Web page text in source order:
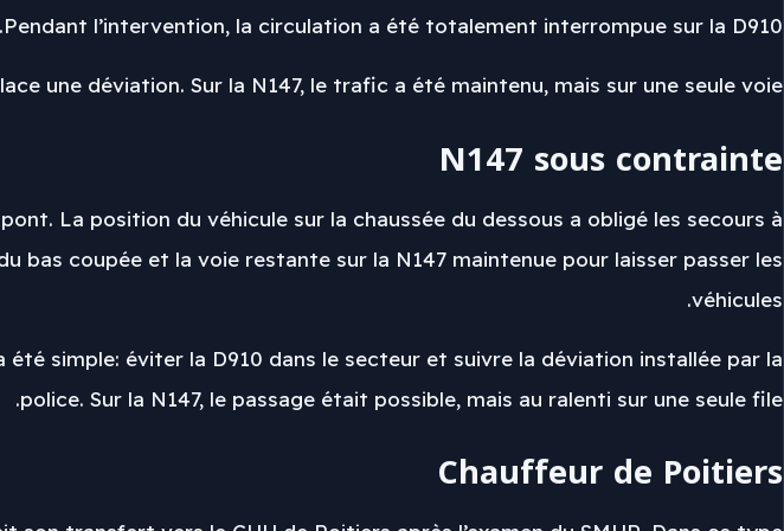
Pendant l’intervention, la circulation a été totalement interrompue sur la D910.
une déviation. Sur la N147, le trafic a été maintenu, mais sur une seule voie.
N147 sous contrainte
La position du véhicule sur la chaussée du dessous a obligé les secours à
bas coupée et la voie restante sur la N147 maintenue pour laisser passer les
véhicules.
simple: éviter la D910 dans le secteur et suivre la déviation installée par la
police. Sur la N147, le passage était possible, mais au ralenti sur une seule file.
Chauffeur de Poitiers